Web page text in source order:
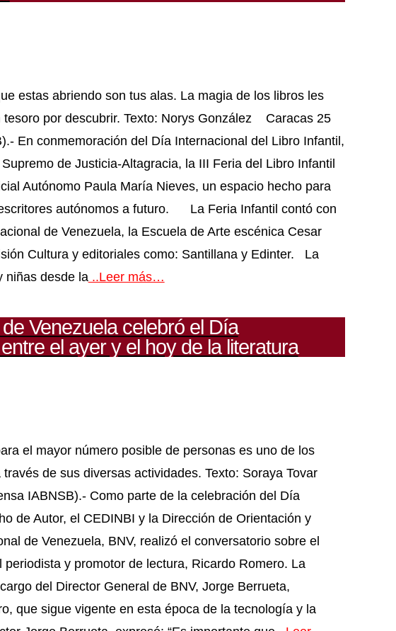
estas abriendo son tus alas. La magia de los libros les
tesoro por descubrir. Texto: Norys González Caracas 25
En conmemoración del Día Internacional del Libro Infantil,
de Justicia-Altagracia, la III Feria del Libro Infantil
Autónomo Paula María Nieves, un espacio hecho para
autónomos a futuro. La Feria Infantil contó con
de Venezuela, la Escuela de Arte escénica Cesar
Cultura y editoriales como: Santillana y Edinter. La
niñas desde la..Leer más…
Venezuela celebró el Día
el ayer y el hoy de la literatura
el mayor número posible de personas es uno de los
de sus diversas actividades. Texto: Soraya Tovar
IABNSB).- Como parte de la celebración del Día
de Autor, el CEDINBI y la Dirección de Orientación y
de Venezuela, BNV, realizó el conversatorio sobre el
y promotor de lectura, Ricardo Romero. La
del Director General de BNV, Jorge Berrueta,
que sigue vigente en esta época de la tecnología y la